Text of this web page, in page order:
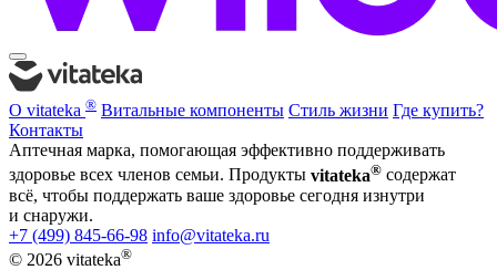
О vitateka ® Витальные компоненты Стиль жизни Где купить?
Контакты
Аптечная марка, помогающая эффективно поддерживать
здоровье всех членов семьи. Продукты vitateka® содержат
всё, чтобы поддержать ваше здоровье сегодня изнутри
и снаружи.
+7 (499) 845-66-98 info@vitateka.ru
© 2026 vitateka®